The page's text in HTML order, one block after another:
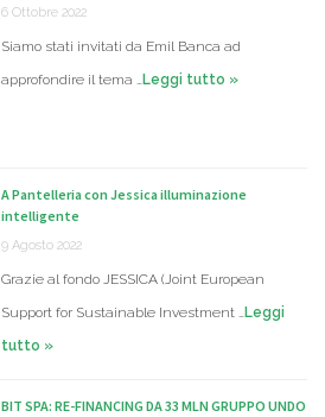
6 Ottobre 2022
Siamo stati invitati da Emil Banca ad
approfondire il tema …Leggi tutto »
A Pantelleria con Jessica illuminazione
intelligente
9 Agosto 2022
Grazie al fondo JESSICA (Joint European
Support for Sustainable Investment …Leggi
tutto »
BIT SPA: RE-FINANCING DA 33 MLN GRUPPO UNDO